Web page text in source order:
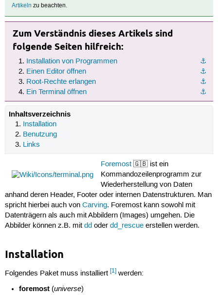
Artikeln zu beachten.
Zum Verständnis dieses Artikels sind
folgende Seiten hilfreich:
⚓︎
Installation von Programmen
⚓︎
Einen Editor öffnen
⚓︎
Root-Rechte erlangen
⚓︎
Ein Terminal öffnen
Inhaltsverzeichnis
Installation
Benutzung
Links
Foremost 🇬🇧 ist ein
Kommandozeilenprogramm zur
Wiederherstellung von Daten
anhand deren Header, Footer oder internen Datenstrukturen. Man
spricht hierbei auch von Carving. Foremost kann sowohl mit
Datenträgern als auch mit Abbildern (Images) umgehen. Die
Abbilder können z.B. mit ddoder dd_rescueerstellen werden.
Installation
Folgendes Paket muss installiert [1]werden:
foremost (universe)